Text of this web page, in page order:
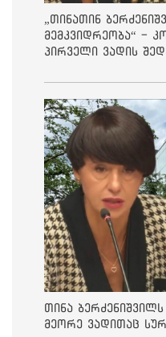
„თინათინ
მემკვიდრეობა“ -
პირველი ვადის
თინა
მეორე ვადითაც